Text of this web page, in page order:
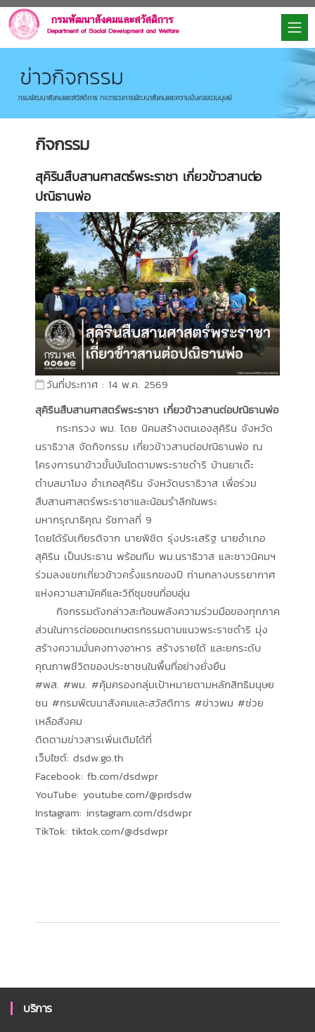
กิจกรรม
สุคิรินสืบสานศาสตร์พระราชา เกี่ยวข้าวสานต่อ
ปณิธานพ่อ
วันที่ประกาศ : 14 พ.ค. 2569
สุคิรินสืบสานศาสตร์พระราชา เกี่ยวข้าวสานต่อปณิธานพ่อ
กระทรวง พม. โดย นิคมสร้างตนเองสุคิริน จังหวัด
นราธิวาส จัดกิจกรรม เกี่ยวข้าวสานต่อปณิธานพ่อ ณ
โครงการนาข้าวขั้นบันไดตามพระราชดำริ บ้านยาเด๊ะ
ตำบลมาโมง อำเภอสุคิริน จังหวัดนราธิวาส เพื่อร่วม
สืบสานศาสตร์พระราชาและน้อมรำลึกในพระ
มหากรุณาธิคุณ รัชกาลที่ 9
โดยได้รับเกียรติจาก นายพิชิต รุ่งประเสริฐ นายอำเภอ
สุคิริน เป็นประธาน พร้อมทีม พม.นราธิวาส และชาวนิคมฯ
ร่วมลงแขกเกี่ยวข้าวครั้งแรกของปี ท่ามกลางบรรยากาศ
แห่งความสามัคคีและวิถีชุมชนที่อบอุ่น
กิจกรรมดังกล่าวสะท้อนพลังความร่วมมือของทุกภาค
ส่วนในการต่อยอดเกษตรกรรมตามแนวพระราชดำริ มุ่ง
สร้างความมั่นคงทางอาหาร สร้างรายได้ และยกระดับ
คุณภาพชีวิตของประชาชนในพื้นที่อย่างยั่งยืน
#พส. #พม. #คุ้มครองกลุ่มเป้าหมายตามหลักสิทธิมนุษย
ชน #กรมพัฒนาสังคมและสวัสดิการ #ข่าวพม #ช่วย
เหลือสังคม
ติดตามข่าวสารเพิ่มเติมได้ที่
เว็บไซต์: dsdw.go.th
Facebook: fb.com/dsdwpr
YouTube: youtube.com/@prdsdw
Instagram: instagram.com/dsdwpr
TikTok: tiktok.com/@dsdwpr
บริการ